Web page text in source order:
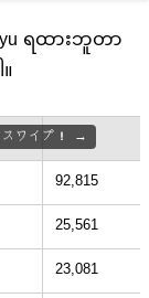
ရထားဘူတာ
92,815
25,561
23,081
ワイプ！